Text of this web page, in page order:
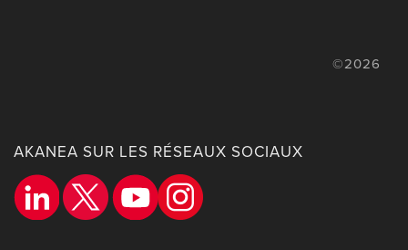
©2026
AKANEA SUR LES RÉSEAUX SOCIAUX